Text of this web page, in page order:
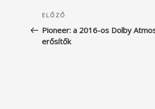
Bejegyzés
navigáció
Korábbi
bejegyzés
ELŐZŐ
Pioneer: a 2016-os Dolby
erősítők